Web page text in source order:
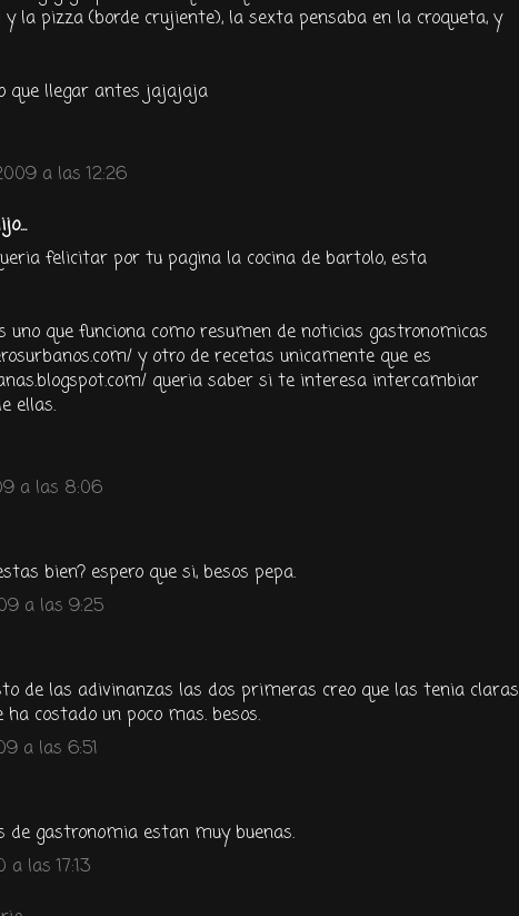
y la pizza (borde crujiente), la sexta pensaba en la croqueta, y
que llegar antes jajajaja
a las 12:26
felicitar por tu pagina la cocina de bartolo, esta
uno que funciona como resumen de noticias gastronomicas
y otro de recetas unicamente que es
queria saber si te interesa intercambiar
ellas.
a las 8:06
bien? espero que si, besos pepa.
a las 9:25
de las adivinanzas las dos primeras creo que las tenia claras
costado un poco mas. besos.
a las 6:51
de gastronomia estan muy buenas.
las 17:13